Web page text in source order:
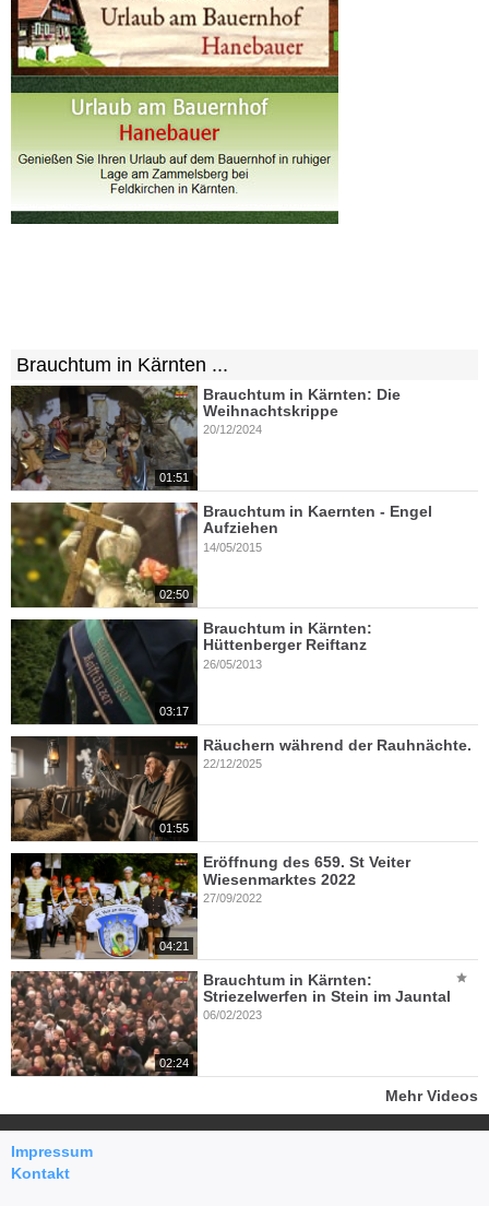
Brauchtum in Kärnten ...
01:51
Brauchtum in Kärnten: Die
Weihnachtskrippe
20/12/2024
02:50
Brauchtum in Kaernten - Engel
Aufziehen
14/05/2015
03:17
Brauchtum in Kärnten:
Hüttenberger Reiftanz
26/05/2013
01:55
Räuchern während der Rauhnächte.
22/12/2025
04:21
Eröffnung des 659. St Veiter
Wiesenmarktes 2022
27/09/2022
02:24
Brauchtum in Kärnten:
Striezelwerfen in Stein im Jauntal
06/02/2023
Mehr Videos
Impressum
Kontakt